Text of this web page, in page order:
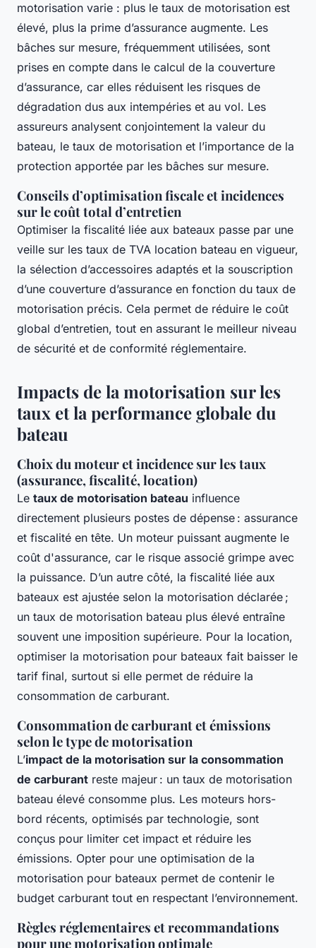
motorisation varie : plus le taux de motorisation est
élevé, plus la prime d’assurance augmente. Les
bâches sur mesure, fréquemment utilisées, sont
prises en compte dans le calcul de la couverture
d’assurance, car elles réduisent les risques de
dégradation dus aux intempéries et au vol. Les
assureurs analysent conjointement la valeur du
bateau, le taux de motorisation et l’importance de la
protection apportée par les bâches sur mesure.
Conseils d’optimisation fiscale et incidences
sur le coût total d’entretien
Optimiser la fiscalité liée aux bateaux passe par une
veille sur les taux de TVA location bateau en vigueur,
la sélection d’accessoires adaptés et la souscription
d’une couverture d’assurance en fonction du taux de
motorisation précis. Cela permet de réduire le coût
global d’entretien, tout en assurant le meilleur niveau
de sécurité et de conformité réglementaire.
Impacts de la motorisation sur les
taux et la performance globale du
bateau
Choix du moteur et incidence sur les taux
(assurance, fiscalité, location)
Le taux de motorisation bateau influence
directement plusieurs postes de dépense : assurance
et fiscalité en tête. Un moteur puissant augmente le
coût d'assurance, car le risque associé grimpe avec
la puissance. D’un autre côté, la fiscalité liée aux
bateaux est ajustée selon la motorisation déclarée ;
un taux de motorisation bateau plus élevé entraîne
souvent une imposition supérieure. Pour la location,
optimiser la motorisation pour bateaux fait baisser le
tarif final, surtout si elle permet de réduire la
consommation de carburant.
Consommation de carburant et émissions
selon le type de motorisation
L’impact de la motorisation sur la consommation
de carburant reste majeur : un taux de motorisation
bateau élevé consomme plus. Les moteurs hors-
bord récents, optimisés par technologie, sont
conçus pour limiter cet impact et réduire les
émissions. Opter pour une optimisation de la
motorisation pour bateaux permet de contenir le
budget carburant tout en respectant l’environnement.
Règles réglementaires et recommandations
pour une motorisation optimale